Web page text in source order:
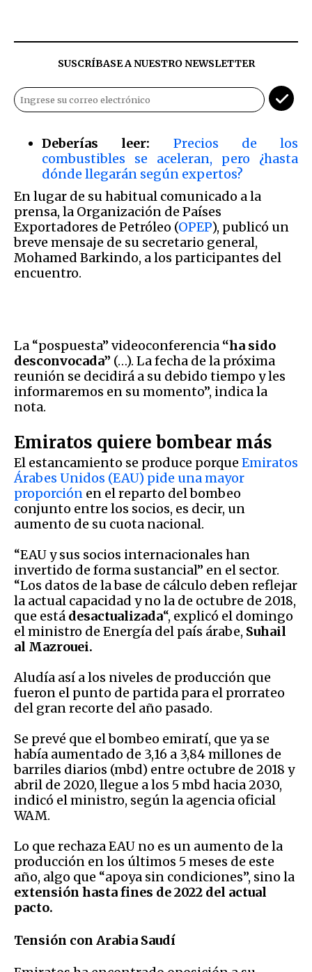
SUSCRÍBASE A NUESTRO NEWSLETTER
Deberías leer:
Precios de los
combustibles se aceleran, pero ¿hasta
dónde llegarán según expertos?
En lugar de su habitual comunicado a la
prensa, la Organización de Países
Exportadores de Petróleo (OPEP), publicó un
breve mensaje de su secretario general,
Mohamed Barkindo, a los participantes del
encuentro.
La “pospuesta” videoconferencia “ha sido
desconvocada” (…). La fecha de la próxima
reunión se decidirá a su debido tiempo y les
informaremos en su momento”, indica la
nota.
Emiratos quiere bombear más
El estancamiento se produce porque Emiratos
Árabes Unidos (EAU) pide una mayor
proporción en el reparto del bombeo
conjunto entre los socios, es decir, un
aumento de su cuota nacional.
“EAU y sus socios internacionales han
invertido de forma sustancial” en el sector.
“Los datos de la base de cálculo deben reflejar
la actual capacidad y no la de octubre de 2018,
que está desactualizada“, explicó el domingo
el ministro de Energía del país árabe, Suhail
al Mazrouei.
Aludía así a los niveles de producción que
fueron el punto de partida para el prorrateo
del gran recorte del año pasado.
Se prevé que el bombeo emiratí, que ya se
había aumentado de 3,16 a 3,84 millones de
barriles diarios (mbd) entre octubre de 2018 y
abril de 2020, llegue a los 5 mbd hacia 2030,
indicó el ministro, según la agencia oficial
WAM.
Lo que rechaza EAU no es un aumento de la
producción en los últimos 5 meses de este
año, algo que “apoya sin condiciones”, sino la
extensión hasta fines de 2022 del actual
pacto.
Tensión con Arabia Saudí